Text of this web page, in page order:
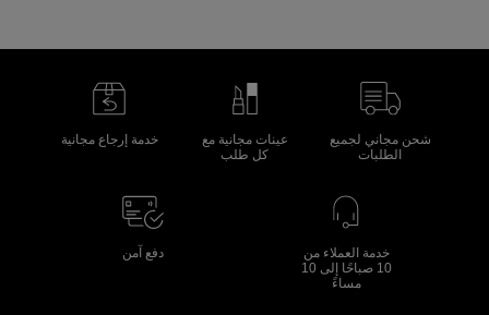
شحن مجاني لجميع
الطلبات
عينات مجانية مع
كل طلب
خدمة إرجاع مجانية
خدمة العملاء من
10 صباحًا إلى 10
مساءً
دفع آمن